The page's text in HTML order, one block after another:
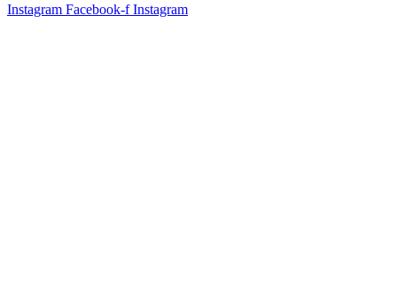
Instagram Facebook-f Instagram